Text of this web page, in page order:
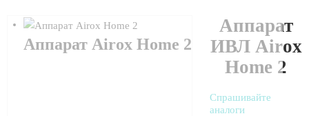
Аппарат Airox Home 2
Аппарат
ИВЛ Airox
Home 2
Спрашивайте
аналоги